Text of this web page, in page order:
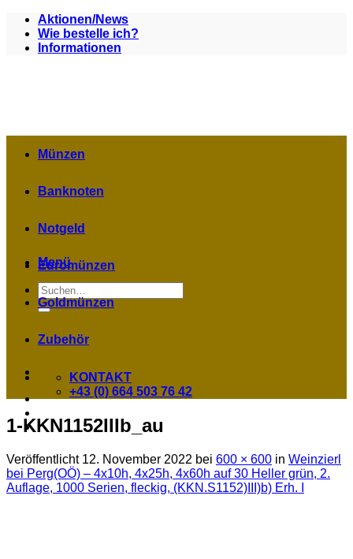
Zum
Inhalt
springen
Aktionen/News
Wie bestelle ich?
Informationen
Menü
Suchen
nach:
Münzen
Banknoten
Notgeld
Euromünzen
Goldmünzen
Zubehör
KONTAKT
+43 (0) 664 503 76 42
1-KKN1152IIIb_au
Veröffentlicht 12. November 2022 bei 600 × 600 in Weinzierl
bei Perg(OÖ) – 4x10h, 4x25h, 4x60h auf 30 Heller grün, 2.
Auflage, 1000 Serien, fleckig, (KKN.S1152)III)b) Erh. I